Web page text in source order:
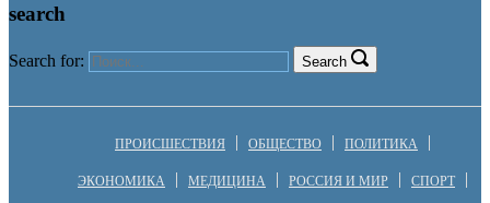
search
Search for: Search
ПРОИСШЕСТВИЯ ОБЩЕСТВО ПОЛИТИКА
ЭКОНОМИКА МЕДИЦИНА РОССИЯ И МИР СПОРТ